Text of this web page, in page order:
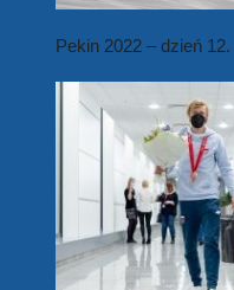
Pekin 2022 – dzień 12.